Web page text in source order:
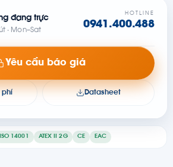
ISO 14001 ATEX II 2G CE EAC
đang trực
· Mon–Sat
HOTLINE
0941.400.488
Yêu cầu báo giá
phí Datasheet